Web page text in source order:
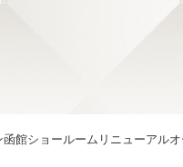
館ショールームリニューアル